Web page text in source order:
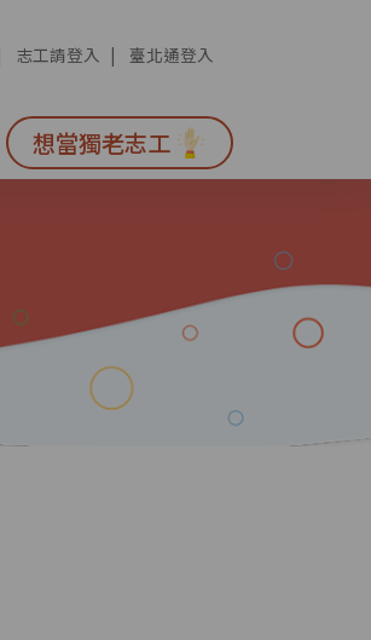
志工請登入 臺北通登入
想當獨老志工